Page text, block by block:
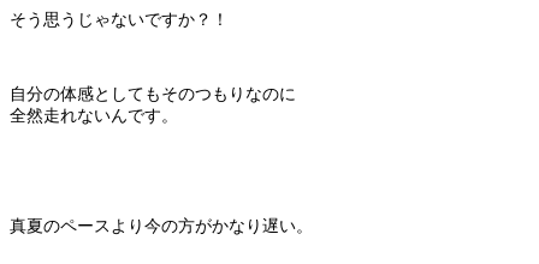
そう思うじゃないですか？！
自分の体感としてもそのつもりなのに
全然走れないんです。
真夏のペースより今の方がかなり遅い。